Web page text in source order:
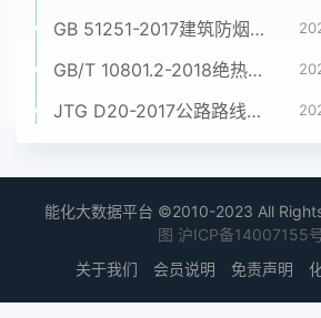
GB 51251-2017建筑防烟排烟系统技术标准
GB/T 10801.2-2018绝热用挤塑聚苯乙烯泡沫塑料(XPS)
JTG D20-2017公路路线设计规范
能化大数据平台 ©2010-2023 All
图 沪ICP备14007155
关于我们
会员说明 免责声明